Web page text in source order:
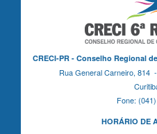
CRECI-PR - Conselho Regional
Rua General Carneiro,
Fone:
HORÁRIO DE